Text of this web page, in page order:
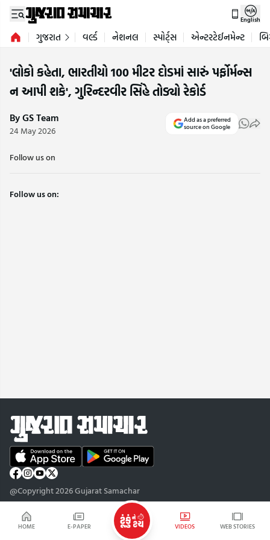
HOME E-PAPER VIDEOS WEB STORIES
English
ગુજરાત વર્લ્ડ નેશનલ સ્પોર્ટ્સ એન્ટરટેઈનમેન્ટ
'લોકો કહેતા, ભારતીયો 100 મીટર દોડમાં સારું પર્ફોર્મન્સ
ન આપી શકે', ગુરિન્દરવીર સિંહે તોડ્યો રેકોર્ડ
By GS Team
24 May 2026
Add as a preferred
source on Google
Follow us on
Follow us on:
@Copyright 2026 Gujarat Samachar